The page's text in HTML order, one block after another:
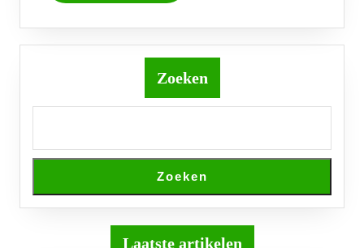
Zoeken
Zoeken
Laatste artikelen